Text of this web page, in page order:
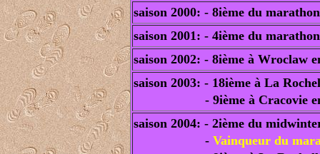
saison 2000: - 8ième du
saison 2001: - 4ième du
saison 2002: - 8ième à Wroclaw
saison 2003: - 18ième à La
- 9ième à Cracovie en
saison 2004: - 2ième du
- Vainqueur du